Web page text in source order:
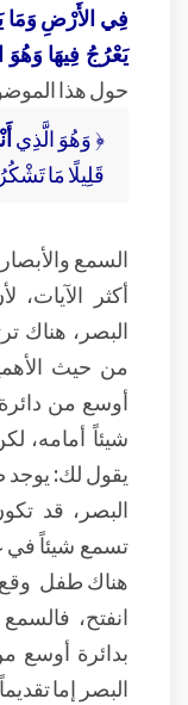
فِي الأَرْضِ وَمَا
يَعْرُجُ فِيهَا وَهُوَ
حول هذا
﴿ وَهُوَ الَّذِي
قَلِيلًا مَا
السمع
أكثر
البصر، هناك
من حيث
أوسع من
شيئاً أمامه،
يقول لك:
البصر، قد
تسمع شيئاً في
هناك طفل
انفتح،
بدائرة أوسع
البصر إما